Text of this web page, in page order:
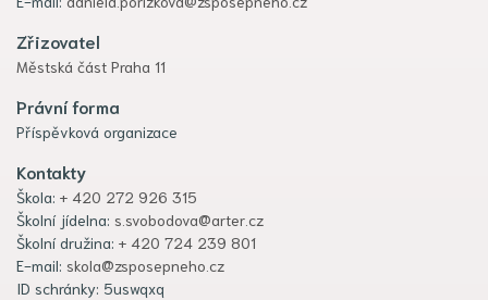
Zřizovatel
Městská část Praha 11
Právní forma
Příspěvková organizace
Kontakty
Škola: + 420 272 926 315
Školní jídelna: s.svobodova@arter.cz
Školní družina: + 420 724 239 801
E-mail: skola@zsposepneho.cz
ID schránky: 5uswqxq